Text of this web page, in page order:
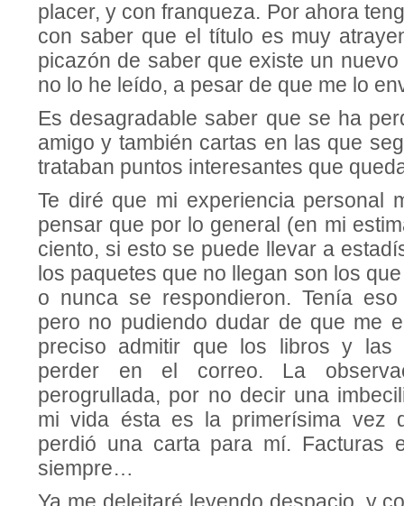
placer, y con franqueza. Por ahora
con saber que el título es muy
picazón de saber que existe un
no lo he leído, a pesar de que me lo
Es desagradable saber que se ha
amigo y también cartas en las que
trataban puntos interesantes que
Te diré que mi experiencia personal
pensar que por lo gene­ral (en mi
ciento, si esto se puede llevar a
los paquetes que no llegan son los
o nunca se respondieron. Tenía
pero no pudiendo dudar de que me
preciso admitir que los libros y las
perder en el correo. La
perogrullada, por no decir una
mi vida ésta es la primerísima vez
perdió una carta para mí. Facturas
siempre…